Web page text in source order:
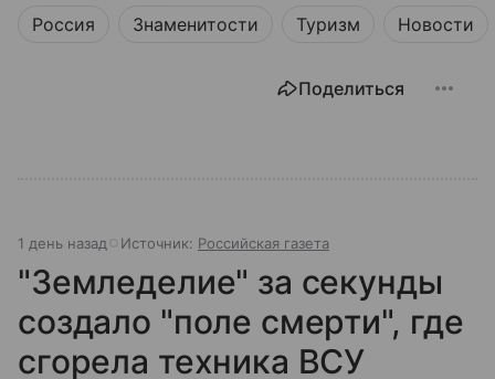
Россия Знаменитости Туризм Новости
Поделиться
1 день назад Источник: Российская газета
"Земледелие" за секунды
создало "поле смерти", где
сгорела техника ВСУ